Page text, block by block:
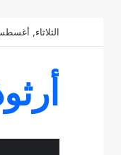
الثلاثاء, أغسطس 4